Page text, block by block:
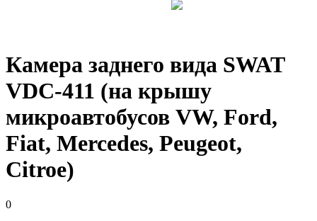
Камера заднего вида SWAT
VDC-411 (на крышу
микроавтобусов VW, Ford,
Fiat, Mercedes, Peugeot,
Сitroe)
0